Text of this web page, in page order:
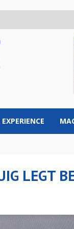
EXPERIENCE
LEGT